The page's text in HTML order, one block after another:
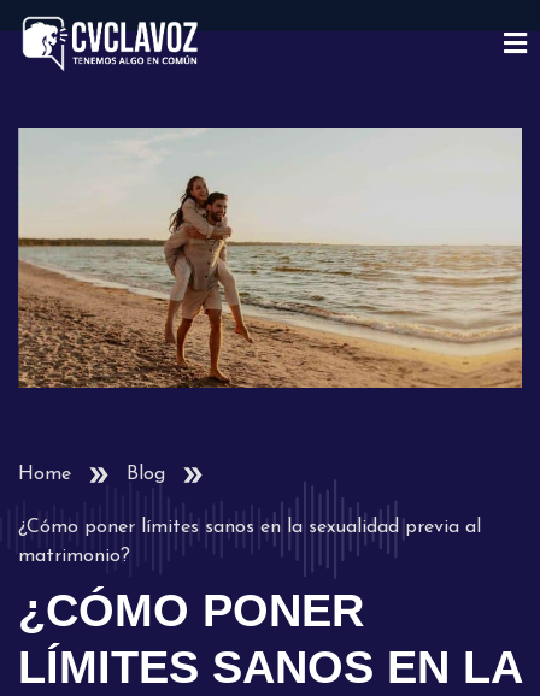
Home Blog
¿Cómo poner límites sanos en la sexualidad previa al
matrimonio?
¿CÓMO PONER
LÍMITES SANOS EN LA